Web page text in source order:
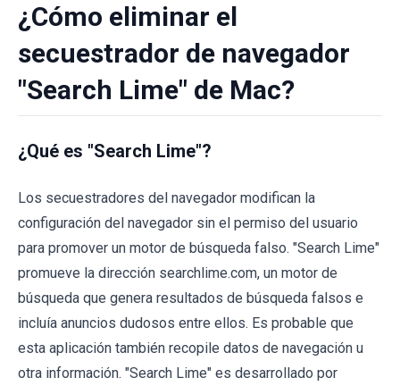
¿Cómo eliminar el
secuestrador de navegador
"Search Lime" de Mac?
¿Qué es "Search Lime"?
Los secuestradores del navegador modifican la
configuración del navegador sin el permiso del usuario
para promover un motor de búsqueda falso. "Search Lime"
promueve la dirección searchlime.com, un motor de
búsqueda que genera resultados de búsqueda falsos e
incluía anuncios dudosos entre ellos. Es probable que
esta aplicación también recopile datos de navegación u
otra información. "Search Lime" es desarrollado por